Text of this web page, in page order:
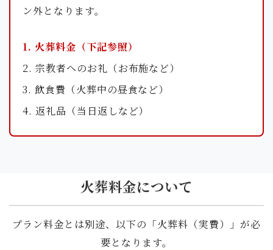
ン外となります。
1. 火葬料金（下記参照）
2. 宗教者へのお礼（お布施など）
3. 飲食費（火葬中の昼食など）
4. 返礼品（当日返しなど）
火葬料金について
プラン料金とは別途、以下の「火葬料（実費）」が必
要となります。